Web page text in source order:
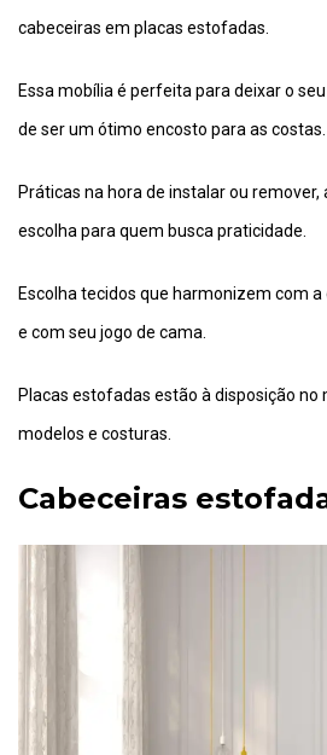
cabeceiras em placas estofadas.
Essa mobília é perfeita para deixar o
de ser um ótimo encosto para as costas.
Práticas na hora de instalar ou remover,
escolha para quem busca praticidade.
Escolha tecidos que harmonizem com
e com seu jogo de cama.
Placas estofadas estão à disposição no
modelos e costuras.
Cabeceiras